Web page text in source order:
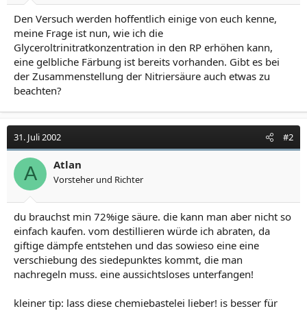
r
a
m
Den Versuch werden hoffentlich einige von euch kenne,
meine Frage ist nun, wie ich die
Glyceroltrinitratkonzentration in den RP erhöhen kann,
eine gelbliche Färbung ist bereits vorhanden. Gibt es bei
der Zusammenstellung der Nitriersäure auch etwas zu
beachten?
31. Juli 2002 #2
A Atlan
Vorsteher und Richter
du brauchst min 72%ige säure. die kann man aber nicht so
einfach kaufen. vom destillieren würde ich abraten, da
giftige dämpfe entstehen und das sowieso eine eine
verschiebung des siedepunktes kommt, die man
nachregeln muss. eine aussichtsloses unterfangen!
kleiner tip: lass diese chemiebastelei lieber! is besser für